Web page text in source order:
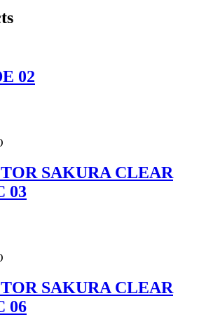
02
SAKURA CLEAR
03
SAKURA CLEAR
06